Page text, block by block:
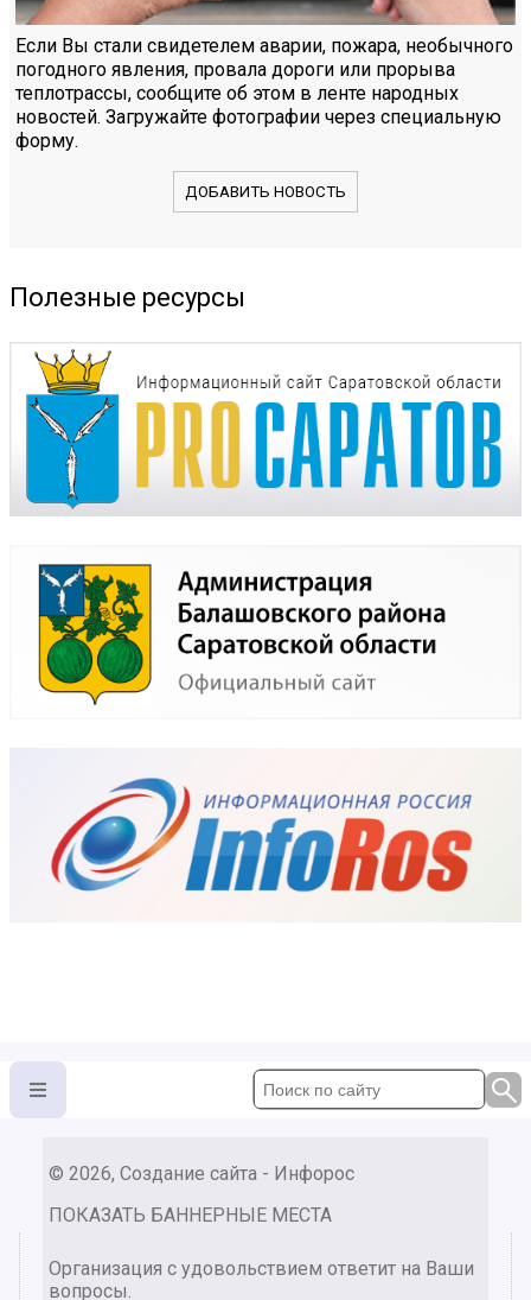
Если Вы стали свидетелем аварии, пожара, необычного
погодного явления, провала дороги или прорыва
теплотрассы, сообщите об этом в ленте народных
новостей. Загружайте фотографии через специальную
форму.
ДОБАВИТЬ НОВОСТЬ
Полезные ресурсы
© 2026, Создание сайта - Инфорос
ПОКАЗАТЬ БАННЕРНЫЕ МЕСТА
Организация с удовольствием ответит на Ваши
вопросы.